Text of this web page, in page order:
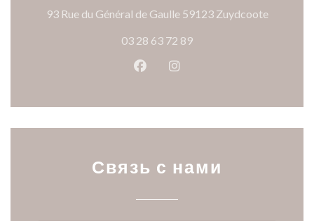
93 Rue du Général de Gaulle 59123 Zuydcoote
03 28 63 72 89
Facebook ((открывается в
Instagram
Связь с нами